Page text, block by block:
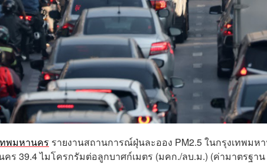
พมหานคร รายงานสถานการณ์ฝุ่นละออง PM2.5 ในกรุงเทพมห
คร 39.4 ไมโครกรัมต่อลูกบาศก์เมตร (มคก./ลบ.ม.) (ค่ามาตรฐาน